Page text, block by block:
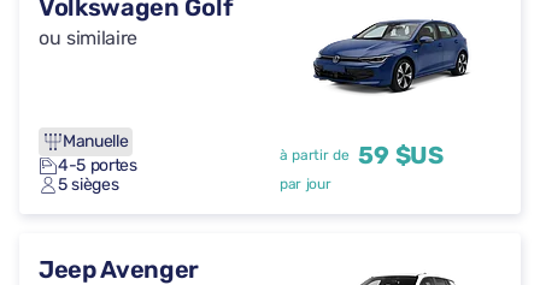
Volkswagen Golf
ou similaire
Manuelle
4-5 portes
5 sièges
à partir de 59 $US
par jour
Jeep Avenger